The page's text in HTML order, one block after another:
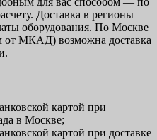
Доставка в регионы
оборудования. По Москве
от МКАД) возможна доставка
картой при
в Москве;
картой при доставке